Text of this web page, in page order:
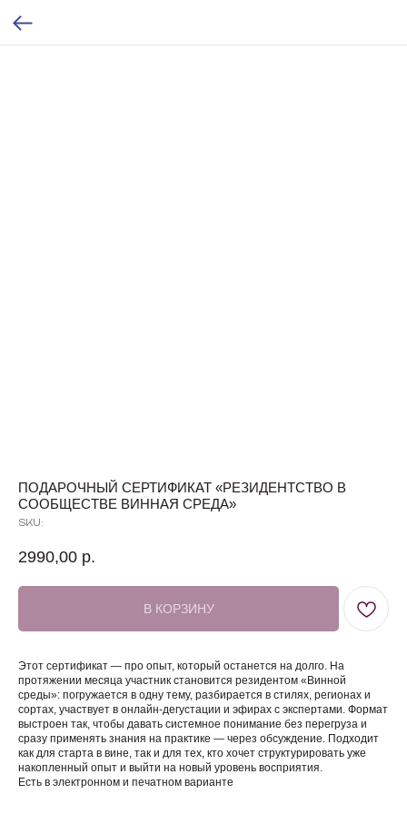
ПОДАРОЧНЫЙ СЕРТИФИКАТ «РЕЗИДЕНТСТВО В
СООБЩЕСТВЕ ВИННАЯ СРЕДА»
SKU:
2990,00 р.
В КОРЗИНУ
Этот сертификат — про опыт, который останется на долго. На
протяжении месяца участник становится резидентом «Винной
среды»: погружается в одну тему, разбирается в стилях, регионах и
сортах, участвует в онлайн-дегустации и эфирах с экспертами. Формат
выстроен так, чтобы давать системное понимание без перегруза и
сразу применять знания на практике — через обсуждение. Подходит
как для старта в вине, так и для тех, кто хочет структурировать уже
накопленный опыт и выйти на новый уровень восприятия.
Есть в электронном и печатном варианте